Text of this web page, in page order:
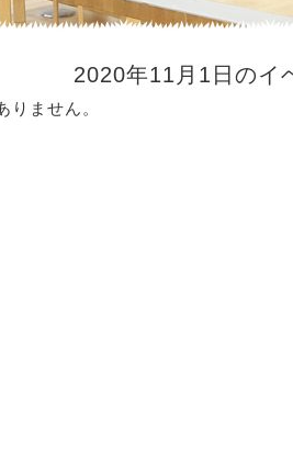
2020年11月1日のイ
りません。